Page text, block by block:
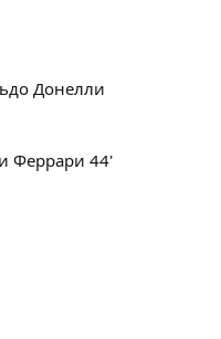
Донелли
Феррари 44'